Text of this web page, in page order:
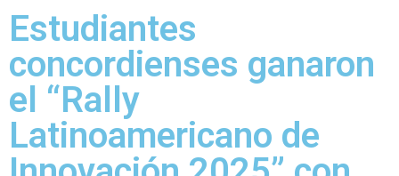
Estudiantes
concordienses ganaron
el “Rally
Latinoamericano de